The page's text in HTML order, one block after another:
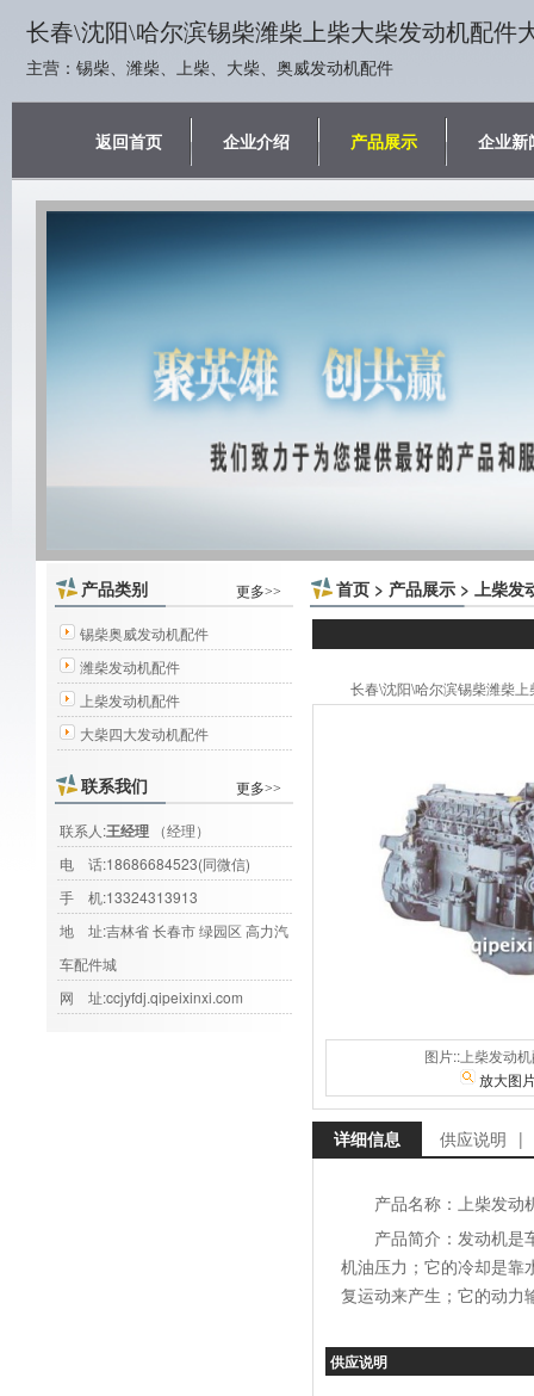
长春\沈阳\哈尔滨锡柴潍柴上柴大柴发动机配件
主营：锡柴、潍柴、上柴、大柴、奥威发动机配件
返回首页 企业介绍 产品展示 企业新
更多>>
产品类别
锡柴奥威发动机配件
潍柴发动机配件
上柴发动机配件
大柴四大发动机配件
更多>>
联系我们
联系人:王经理 （经理）
电 话:18686684523(同微信)
手 机:13324313913
地 址:吉林省 长春市 绿园区 高力汽
车配件城
网 址:ccjyfdj.qipeixinxi.com
首页 > 产品展示 > 上柴发
长春\沈阳\哈尔滨锡柴潍柴
图片::上柴发动
放大图
详细信息 供应说明 |
产品名称：上柴发动
产品简介：发动机是
机油压力；它的冷却是靠
复运动来产生；它的动力
供应说明